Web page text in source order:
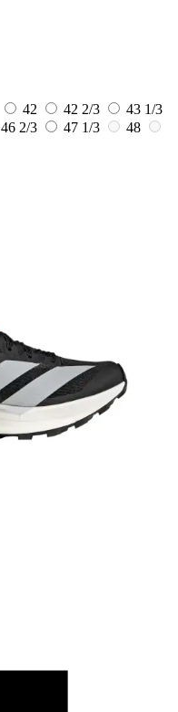
42 42 2/3
43 1/3
46 2/3 47 1/3
48